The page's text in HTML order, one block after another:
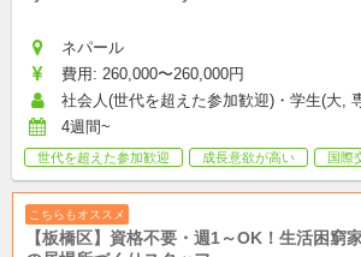
ネパール
費用: 260,000〜260,000円
社会人(世代を超えた参加歓迎)・学生(大,
4週間~
世代を超えた参加歓迎 成長意欲が高い 国際
こちらもオススメ
【板橋区】資格不要・週1～OK！生活困窮